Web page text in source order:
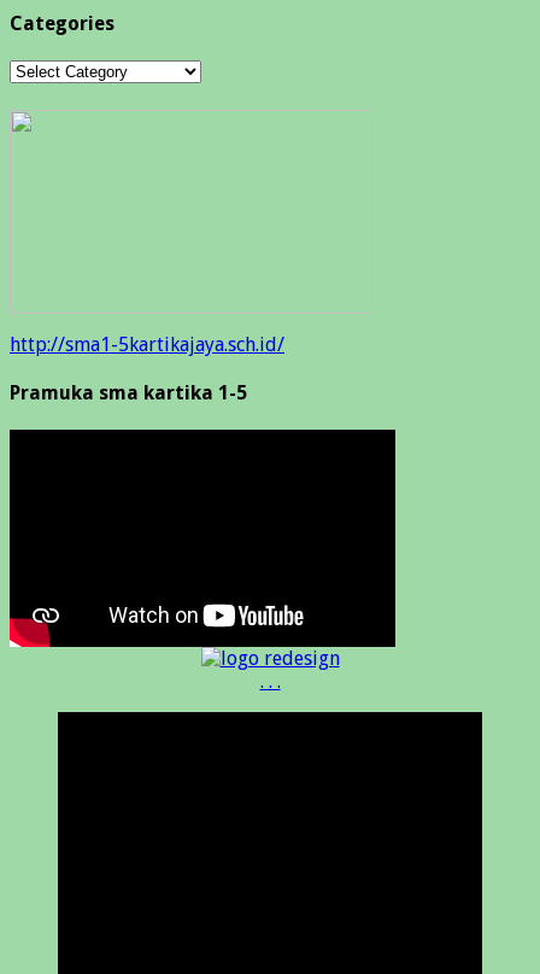
Categories
Categories
http://sma1-5kartikajaya.sch.id/
Pramuka sma kartika 1-5
. . .